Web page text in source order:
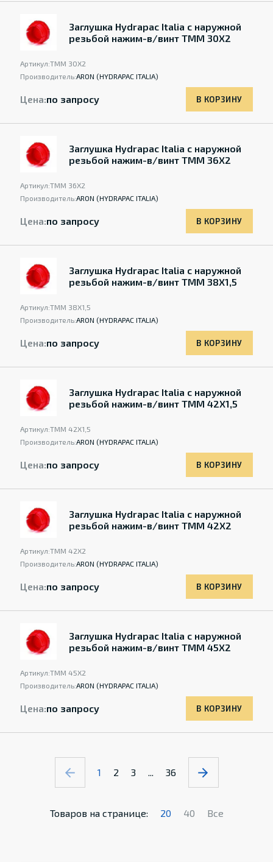
Заглушка Hydrapac Italia с наружной
резьбой нажим-в/винт TMM 30X2
Артикул:TMM 30X2
Производитель:ARON (HYDRAPAC ITALIA)
Цена:по запросу В КОРЗИНУ
Заглушка Hydrapac Italia с наружной
резьбой нажим-в/винт TMM 36X2
Артикул:TMM 36X2
Производитель:ARON (HYDRAPAC ITALIA)
Цена:по запросу В КОРЗИНУ
Заглушка Hydrapac Italia с наружной
резьбой нажим-в/винт TMM 38X1,5
Артикул:TMM 38X1,5
Производитель:ARON (HYDRAPAC ITALIA)
Цена:по запросу В КОРЗИНУ
Заглушка Hydrapac Italia с наружной
резьбой нажим-в/винт TMM 42X1,5
Артикул:TMM 42X1,5
Производитель:ARON (HYDRAPAC ITALIA)
Цена:по запросу В КОРЗИНУ
Заглушка Hydrapac Italia с наружной
резьбой нажим-в/винт TMM 42X2
Артикул:TMM 42X2
Производитель:ARON (HYDRAPAC ITALIA)
Цена:по запросу В КОРЗИНУ
Заглушка Hydrapac Italia с наружной
резьбой нажим-в/винт TMM 45X2
Артикул:TMM 45X2
Производитель:ARON (HYDRAPAC ITALIA)
Цена:по запросу В КОРЗИНУ
1 2 3 ... 36
Товаров на странице: 20 40 Все